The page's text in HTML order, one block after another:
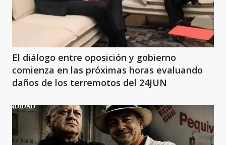
El diálogo entre oposición y gobierno
comienza en las próximas horas evaluando
daños de los terremotos del 24JUN